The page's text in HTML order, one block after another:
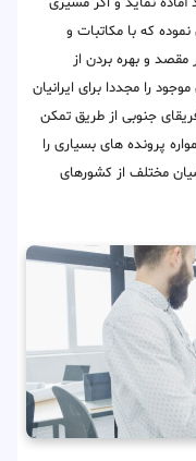
که با مکاتبات و
مقصد و بهره بردن از
را مجددا برای ایرانیان
جنوبی از طریق تمکن
پرونده های بسیاری را
مختلف از کشورهای